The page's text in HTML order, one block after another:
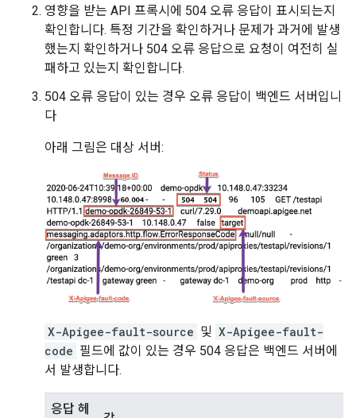
영향을 받는 API 프록시에 504 오류 응답이 표시되는지
확인합니다. 특정 기간을 확인하거나 문제가 과거에 발생
했는지 확인하거나 504 오류 응답으로 요청이 여전히 실
패하고 있는지 확인합니다.
504 오류 응답이 있는 경우 오류 응답이 백엔드 서버입니
다
아래 그림은 대상 서버:
X-Apigee-fault-source 및 X-Apigee-fault-
code 필드에 값이 있는 경우 504 응답은 백엔드 서버에
서 발생합니다.
응답 헤